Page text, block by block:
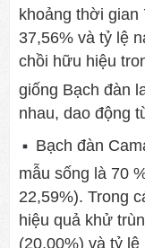
khoảng thời gian
37,56% và tỷ lệ
chồi hữu hiệu
giống Bạch đàn
nhau, dao động
Bạch đàn
mẫu sống là 70
22,59%). Trong
hiệu quả khử
(20,00%) và tỷ